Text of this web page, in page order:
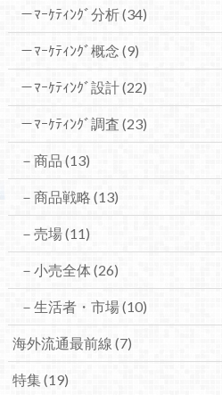
－ﾏｰｹﾃｨﾝｸﾞ分析(34)
－ﾏｰｹﾃｨﾝｸﾞ概念 (9)
－ﾏｰｹﾃｨﾝｸﾞ設計(22)
－ﾏｰｹﾃｨﾝｸﾞ調査 (23)
－商品 (13)
－商品戦略 (13)
－売場(11)
－小売全体(26)
－生活者・市場(10)
海外流通最前線 (7)
特集(19)